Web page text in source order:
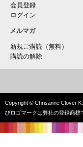
会員登録
ログイン
メルマガ
新規ご購読（無料）
購読の解除
Copyright © Chrisanne Clover
びロゴマークは弊社の登録商標